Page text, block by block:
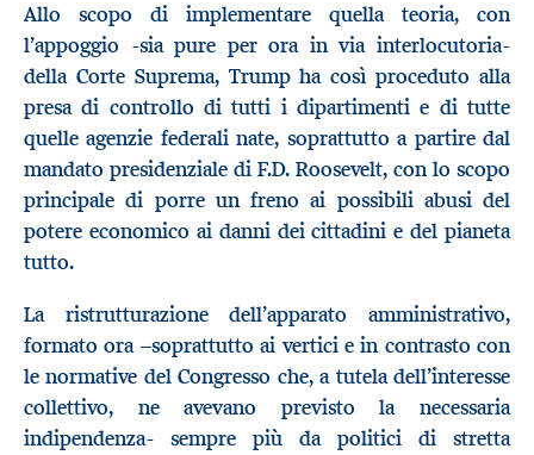
Allo scopo di implementare quella teoria, con
l’appoggio -sia pure per ora in via interlocutoria-
della Corte Suprema, Trump ha così proceduto alla
presa di controllo di tutti i dipartimenti e di tutte
quelle agenzie federali nate, soprattutto a partire dal
mandato presidenziale di F.D. Roosevelt, con lo scopo
principale di porre un freno ai possibili abusi del
potere economico ai danni dei cittadini e del pianeta
tutto.
La ristrutturazione dell’apparato amministrativo,
formato ora –soprattutto ai vertici e in contrasto con
le normative del Congresso che, a tutela dell’interesse
collettivo, ne avevano previsto la necessaria
indipendenza- sempre più da politici di stretta